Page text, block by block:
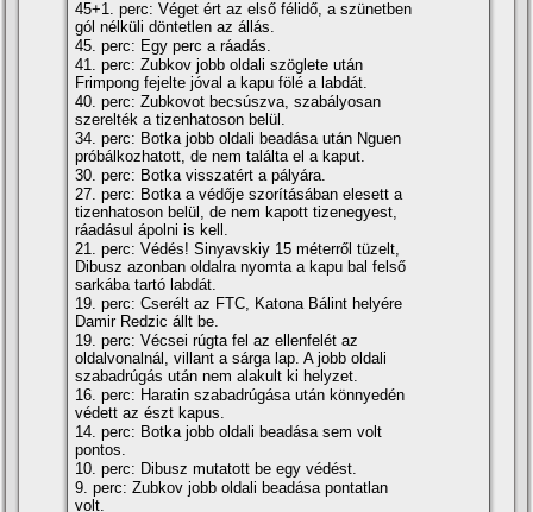
45+1. perc: Véget ért az első félidő, a szünetben
gól nélküli döntetlen az állás.
45. perc: Egy perc a ráadás.
41. perc: Zubkov jobb oldali szöglete után
Frimpong fejelte jóval a kapu fölé a labdát.
40. perc: Zubkovot becsúszva, szabályosan
szerelték a tizenhatoson belül.
34. perc: Botka jobb oldali beadása után Nguen
próbálkozhatott, de nem találta el a kaput.
30. perc: Botka visszatért a pályára.
27. perc: Botka a védője szorításában elesett a
tizenhatoson belül, de nem kapott tizenegyest,
ráadásul ápolni is kell.
21. perc: Védés! Sinyavskiy 15 méterről tüzelt,
Dibusz azonban oldalra nyomta a kapu bal felső
sarkába tartó labdát.
19. perc: Cserélt az FTC, Katona Bálint helyére
Damir Redzic állt be.
19. perc: Vécsei rúgta fel az ellenfelét az
oldalvonalnál, villant a sárga lap. A jobb oldali
szabadrúgás után nem alakult ki helyzet.
16. perc: Haratin szabadrúgása után könnyedén
védett az észt kapus.
14. perc: Botka jobb oldali beadása sem volt
pontos.
10. perc: Dibusz mutatott be egy védést.
9. perc: Zubkov jobb oldali beadása pontatlan
volt.